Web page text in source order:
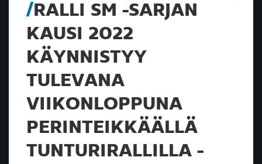
RALLI SM -SARJAN
KAUSI 2022
KÄYNNISTYY
TULEVANA
VIIKONLOPPUNA
PERINTEIKKÄÄLLÄ
TUNTURIRALLILLA -